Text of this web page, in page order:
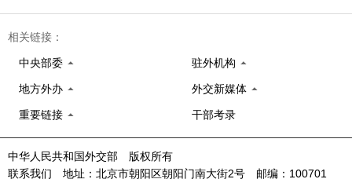
相关链接：
中央部委 驻外机构
地方外办 外交新媒体
重要链接 干部考录
中华人民共和国外交部 版权所有
联系我们 地址：北京市朝阳区朝阳门南大街2号 邮编：100701